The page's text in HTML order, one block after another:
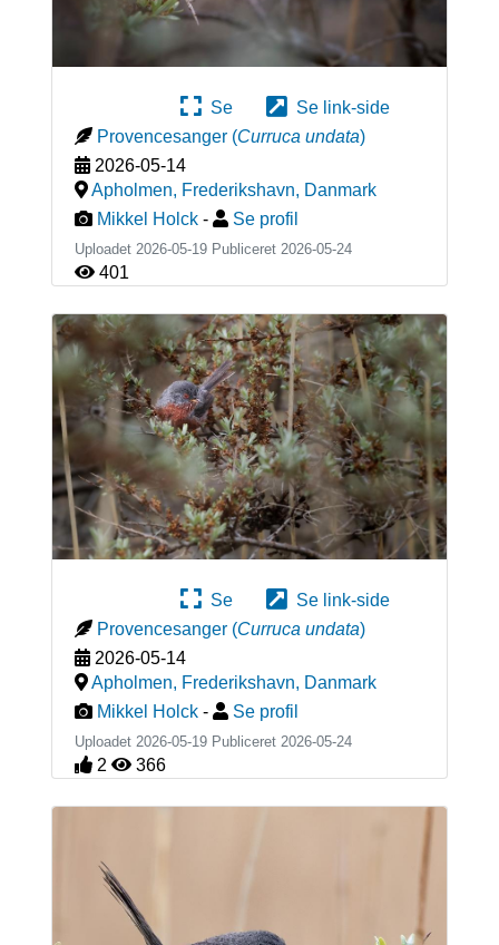
Se
Se link-side
Provencesanger (Curruca undata)
2026-05-14
Apholmen, Frederikshavn, Danmark
Mikkel Holck - Se profil
Uploadet 2026-05-19 Publiceret 2026-05-24
401
Se
Se link-side
Provencesanger (Curruca undata)
2026-05-14
Apholmen, Frederikshavn, Danmark
Mikkel Holck - Se profil
Uploadet 2026-05-19 Publiceret 2026-05-24
2 366